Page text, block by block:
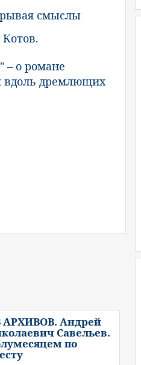
смыслы
– о романе
вдоль дремлющих
АРХИВОВ. Андрей
Савельев.
по